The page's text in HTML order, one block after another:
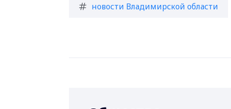
новости Владимирской области